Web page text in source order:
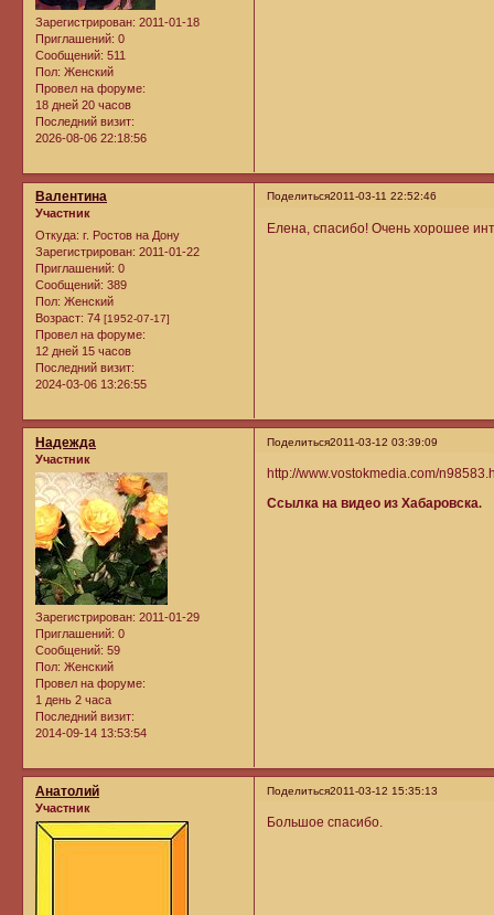
Зарегистрирован: 2011-01-18
Приглашений: 0
Сообщений: 511
Пол: Женский
Провел на форуме:
18 дней 20 часов
Последний визит:
2026-08-06 22:18:56
Поделиться2011-03-11 22:52:46
Валентина
Участник
Откуда: г. Ростов на Дону
Зарегистрирован: 2011-01-22
Приглашений: 0
Сообщений: 389
Пол: Женский
Возраст: 74 [1952-07-17]
Провел на форуме:
12 дней 15 часов
Последний визит:
2024-03-06 13:26:55
Елена, спасибо! Очень хорошее
Поделиться2011-03-12 03:39:09
Надежда
Участник
Зарегистрирован: 2011-01-29
Приглашений: 0
Сообщений: 59
Пол: Женский
Провел на форуме:
1 день 2 часа
Последний визит:
2014-09-14 13:53:54
http://www.vostokmedia.com/
Ссылка на видео из Хабаровска.
Поделиться2011-03-12 15:35:13
Анатолий
Участник
Большое спасибо.